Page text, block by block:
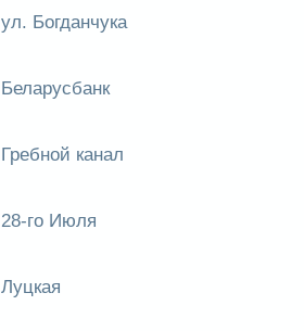
ул. Богданчука
Беларусбанк
Гребной канал
28-го Июля
Луцкая